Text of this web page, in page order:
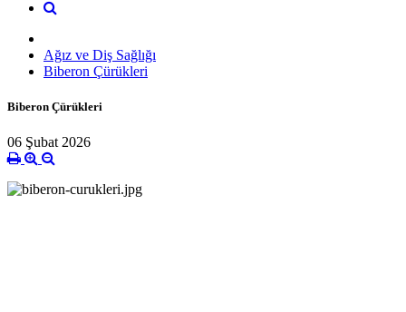
Ağız ve Diş Sağlığı
Biberon Çürükleri
Biberon Çürükleri
06 Şubat 2026